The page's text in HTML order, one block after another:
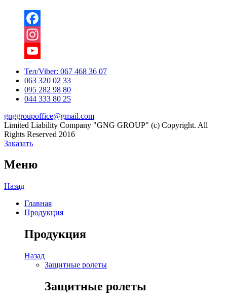
Facebook
Instagram
YouTube
Channel
Тел/Viber: 067 468 36 07
063 320 02 33
095 282 98 80
044 333 80 25
gnggroupoffice@gmail.com
Limited Liability Company "GNG GROUP" (c) Copyright. All
Rights Reserved 2016
Заказать
Меню
Назад
Главная
Продукция
Продукция
Назад
Защитные ролеты
Защитные ролеты